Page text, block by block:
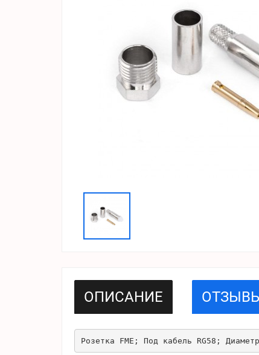
ОПИСАНИЕ
Розетка FME; Под кабель RG58;